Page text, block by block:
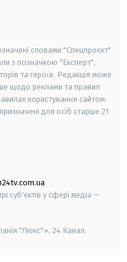
словами "Спецпроєкт"
з позначкою "Експерт",
та героїв. Редакція може
щодо реклами та правил
користування сайтом.
для осіб старше 21
суб'єктів у сфері медіа —
"Люкс"», 24 Канал.